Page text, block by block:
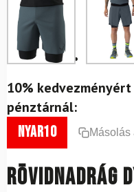
10%
pénztárnál:
nyar10 Másolás
Rövidnadrág